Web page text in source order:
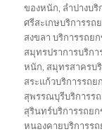
ของหนัก, ลำปางบ
ศรีสะเกษบริการร
สงขลา บริการรถย
สมุทรปราการบริก
หนัก, สมุทรสาครบ
สระแก้วบริการรถ
สุพรรณบุรีบริการร
สุรินทร์บริการรถย
หนองคายบริการร